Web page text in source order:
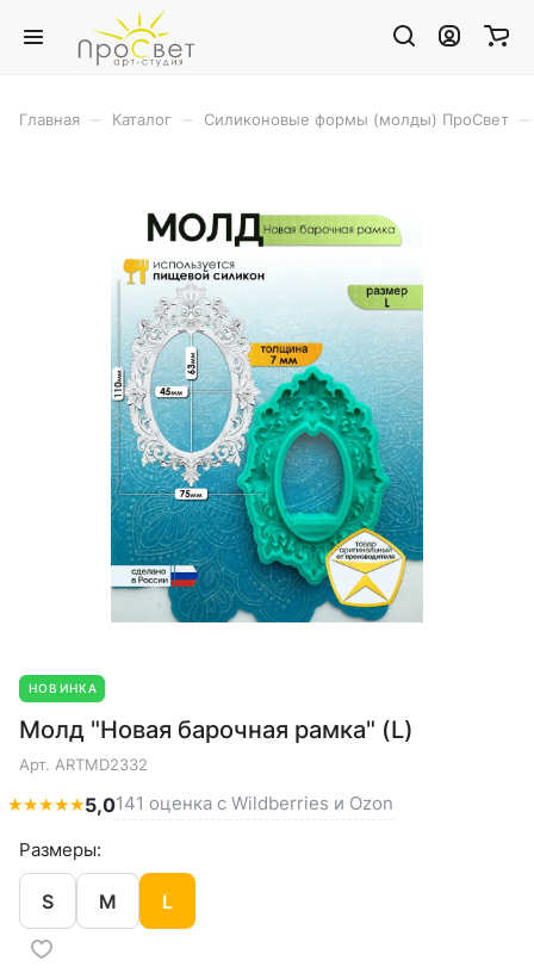
Главная Каталог Силиконовые формы (молды) ПроСвет
НОВИНКА
Молд "Новая барочная рамка" (L)
Арт. ARTMD2332
★★★★★5,0141 оценка с Wildberries и Ozon
Размеры:
S M L